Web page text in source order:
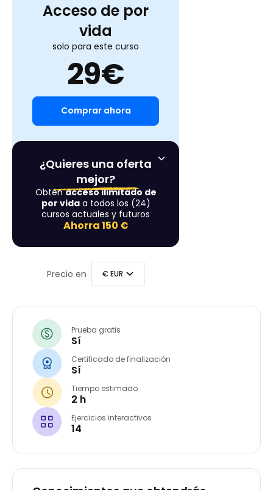
Acceso de por
vida
solo para este curso
29€
Comprar ahora
¿Quieres una oferta
mejor?
Obténacceso ilimitado de
por vidaa todos los (24)
cursos actuales y futuros
Ahorra150 €
Precio en
Prueba gratis
Sí
Certificado de finalización
Sí
Tiempo estimado
2 h
Ejercicios interactivos
14